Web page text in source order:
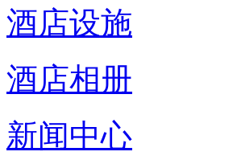
酒店设施
酒店相册
新闻中心